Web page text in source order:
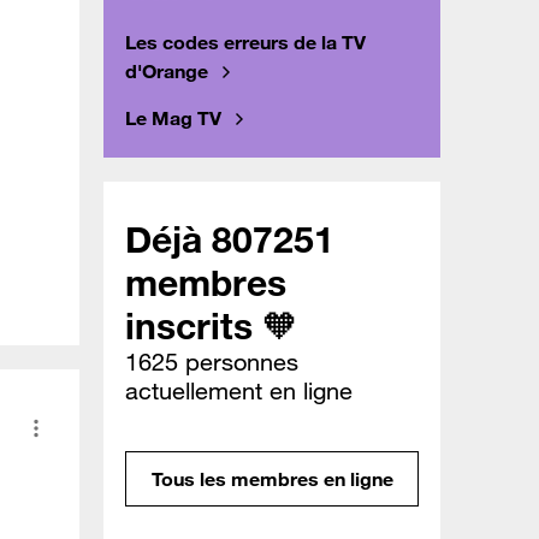
Les codes erreurs de la TV
d'Orange
Le Mag TV
Déjà 807251
membres
inscrits 🧡
1625 personnes
actuellement en ligne
Tous les membres en ligne